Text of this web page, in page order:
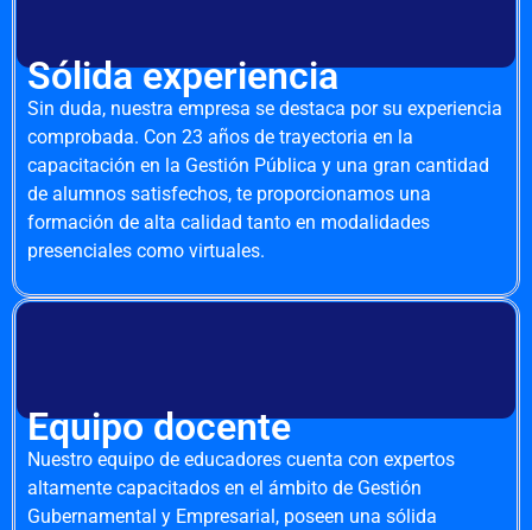
Sólida experiencia
Sin duda, nuestra empresa se destaca por su experiencia
comprobada. Con 23 años de trayectoria en la
capacitación en la Gestión Pública y una gran cantidad
de alumnos satisfechos, te proporcionamos una
formación de alta calidad tanto en modalidades
presenciales como virtuales.
Equipo docente
Nuestro equipo de educadores cuenta con expertos
altamente capacitados en el ámbito de Gestión
Gubernamental y Empresarial, poseen una sólida